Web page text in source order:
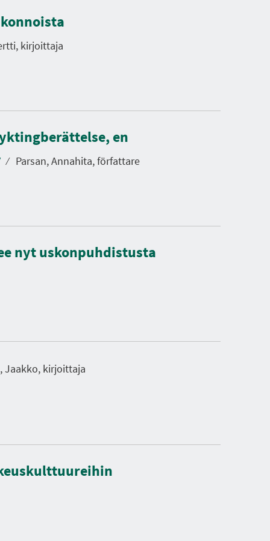
kirjoittaja
en
⁄ Parsan, Annahita, författare
nyt uskonpuhdistusta
kirjoittaja